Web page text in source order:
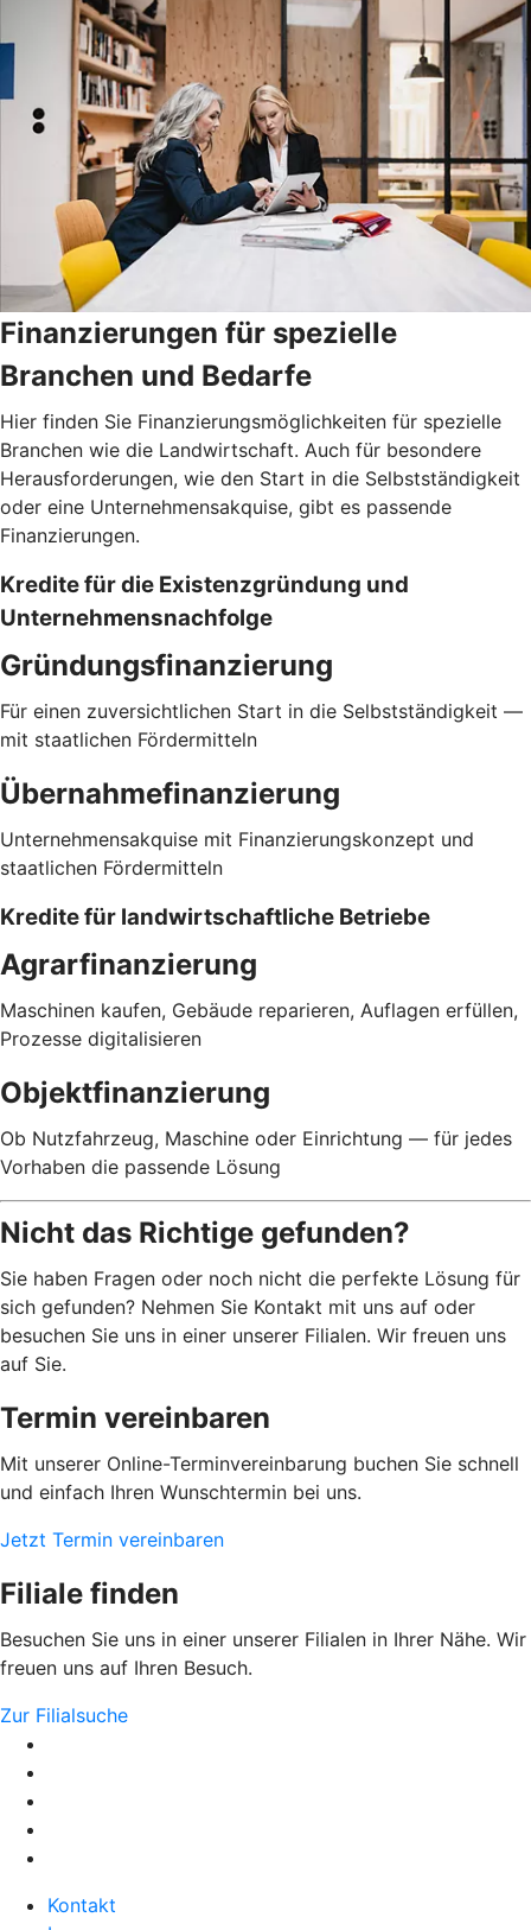
Finanzierungen für spezielle
Branchen und Bedarfe
Hier finden Sie Finanzierungsmöglichkeiten für spezielle
Branchen wie die Landwirtschaft. Auch für besondere
Herausforderungen, wie den Start in die Selbstständigkeit
oder eine Unternehmensakquise, gibt es passende
Finanzierungen.
Kredite für die Existenzgründung und
Unternehmensnachfolge
Gründungsfinanzierung
Für einen zuversichtlichen Start in die Selbstständigkeit —
mit staatlichen Fördermitteln
Übernahmefinanzierung
Unternehmensakquise mit Finanzierungskonzept und
staatlichen Fördermitteln
Kredite für landwirtschaftliche Betriebe
Agrarfinanzierung
Maschinen kaufen, Gebäude reparieren, Auflagen erfüllen,
Prozesse digitalisieren
Objektfinanzierung
Ob Nutzfahrzeug, Maschine oder Einrichtung — für jedes
Vorhaben die passende Lösung
Nicht das Richtige gefunden?
Sie haben Fragen oder noch nicht die perfekte Lösung für
sich gefunden? Nehmen Sie Kontakt mit uns auf oder
besuchen Sie uns in einer unserer Filialen. Wir freuen uns
auf Sie.
Termin vereinbaren
Mit unserer Online-Terminvereinbarung buchen Sie schnell
und einfach Ihren Wunschtermin bei uns.
Jetzt Termin vereinbaren
Filiale finden
Besuchen Sie uns in einer unserer Filialen in Ihrer Nähe. Wir
freuen uns auf Ihren Besuch.
Zur Filialsuche
Kontakt